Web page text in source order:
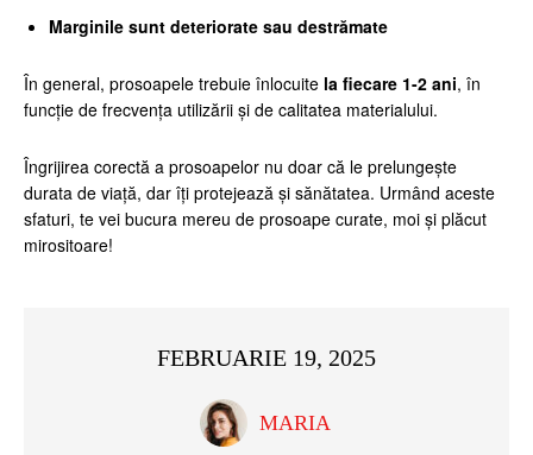
Marginile sunt deteriorate sau destrămate
În general, prosoapele trebuie înlocuite la fiecare 1-2 ani, în
funcție de frecvența utilizării și de calitatea materialului.
Îngrijirea corectă a prosoapelor nu doar că le prelungește
durata de viață, dar îți protejează și sănătatea. Urmând aceste
sfaturi, te vei bucura mereu de prosoape curate, moi și plăcut
mirositoare!
FEBRUARIE 19, 2025
MARIA